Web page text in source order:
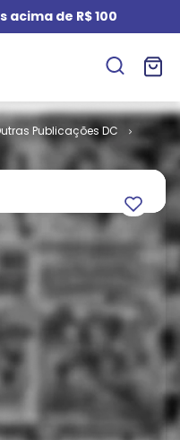
acima de R$ 100
Publicações DC